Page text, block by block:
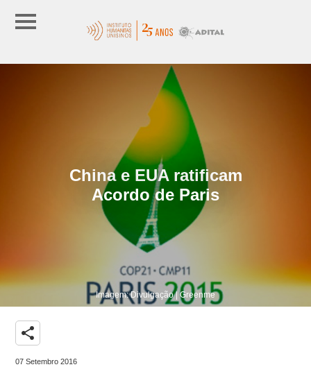
China e EUA ratificam
Acordo de Paris
Imagem: Divulgação | Greenme
share
07 Setembro 2016